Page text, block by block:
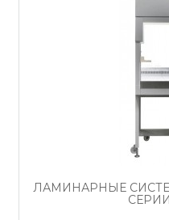
ЛАМИНАРНЫЕ
СЕРИИ